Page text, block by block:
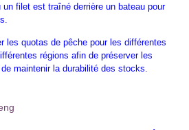
un filet est traîné derrière un bateau pour
les quotas de pêche pour les différentes
régions afin de préserver les
maintenir la durabilité des stocks.